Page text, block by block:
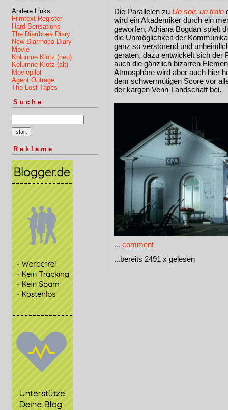
Andere Links
Filmtext-Register
Hard Sensations
The Diarrhoea Diary
New Diarrhoea Diary
Movie
Kolumne Klotz (neu)
Kolumne Klotz (alt)
Moviepilot
Agent Outrage
The Lost Tapes
Suche
Reklame
Die Parallelen zu Un soir, un train
wird ein Akademiker durch ein
geworfen, Adriana Bogdan spielt
die Unmöglichkeit der
ganz so verstörend und
geraten, dazu entwickelt sich der
auch die gänzlich bizarren
Atmosphäre wird aber auch hier
dem schwermütigen Score vor
der kargen Venn-Landschaft bei.
... comment
...bereits 2491 x gelesen